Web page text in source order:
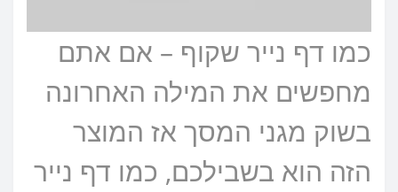
כמו דף נייר שקוף – אם אתם
מחפשים את המילה האחרונה
בשוק מגני המסך אז המוצר
הזה הוא בשבילכם, כמו דף נייר